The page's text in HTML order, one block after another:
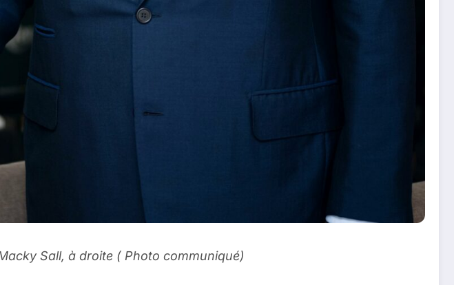
Sall, à droite ( Photo communiqué)